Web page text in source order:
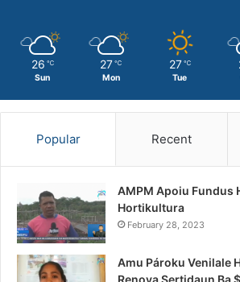
26 ℃
Sun
27 ℃
Mon
27 ℃
Tue
Popular Recent
AMPM Apoiu Fundus
Hortikultura
February 28, 2023
Amu Pároku Venilale
Renova Sertidaun Ba